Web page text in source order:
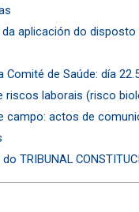
da aplicación do disposto
Comité de Saúde: día
riscos laborais (risco
campo: actos de
TRIBUNAL